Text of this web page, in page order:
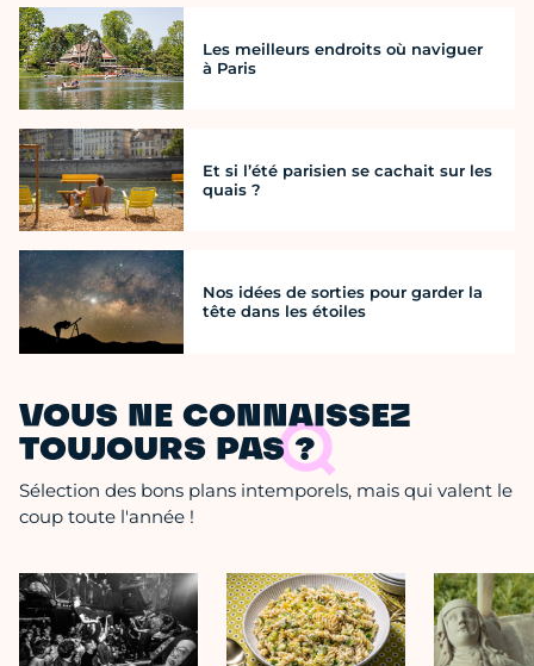
Les meilleurs endroits où naviguer
à Paris
Et si l’été parisien se cachait sur les
quais ?
Nos idées de sorties pour garder la
tête dans les étoiles
VOUS NE CONNAISSEZ
TOUJOURS PAS ?
Sélection des bons plans intemporels, mais qui valent le
coup toute l'année !